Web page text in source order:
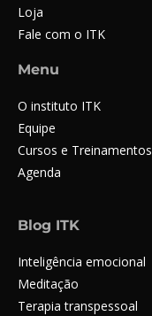
Loja
Fale com o ITK
Menu
O instituto ITK
Equipe
Cursos e Treinamentos
Agenda
Blog ITK
Inteligência emocional
Meditação
Terapia transpessoal